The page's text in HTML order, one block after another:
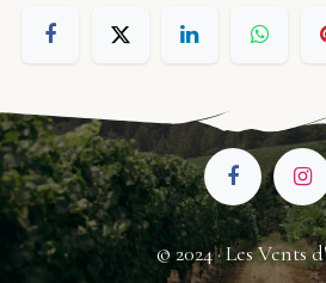
© 2024 · Les Vents